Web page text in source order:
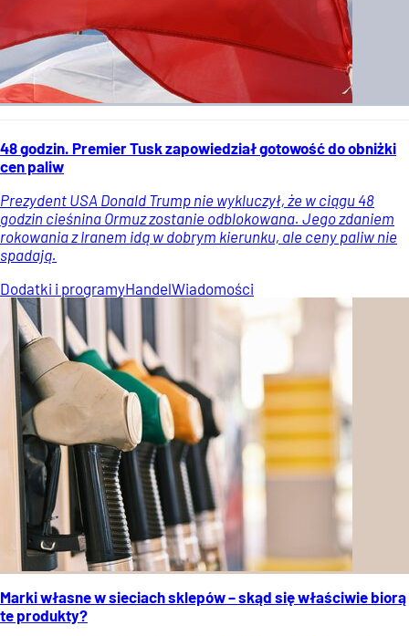
48 godzin. Premier Tusk zapowiedział gotowość do obniżki
cen paliw
Prezydent USA Donald Trump nie wykluczył, że w ciągu 48
godzin cieśnina Ormuz zostanie odblokowana. Jego zdaniem
rokowania z Iranem idą w dobrym kierunku, ale ceny paliw nie
spadają.
Dodatki i programyHandelWiadomości
Marki własne w sieciach sklepów – skąd się właściwie biorą
te produkty?